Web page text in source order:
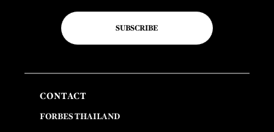
SUBSCRIBE
CONTACT
FORBES THAILAND